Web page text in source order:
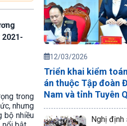
trong
nhưng
bộ nhiều
12/03/2026
Triển khai kiểm
án thuộc Tập đoàn
Nam và tỉnh Tuyên
Nghị định